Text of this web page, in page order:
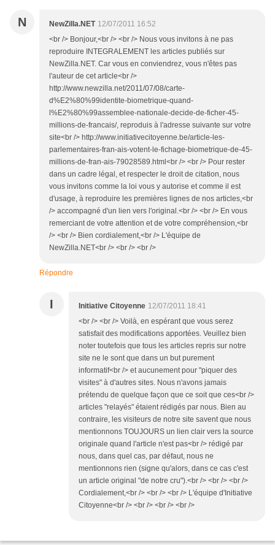
N NewZilla.NET 12/07/2011 16:52
<br /> Bonjour,<br /> <br /> Nous vous invitons à ne pas
reproduire INTEGRALEMENT les articles publiés sur
NewZilla.NET. Car vous en conviendrez, vous n'êtes pas
l'auteur de cet article<br />
http://www.newzilla.net/2011/07/08/carte-
d%E2%80%99identite-biometrique-quand-
l%E2%80%99assemblee-nationale-decide-de-ficher-45-
millions-de-francais/, reproduis à l'adresse suivante sur votre
site<br /> http://www.initiativecitoyenne.be/article-les-
parlementaires-fran-ais-votent-le-fichage-biometrique-de-45-
millions-de-fran-ais-79028589.html<br /> <br /> Pour rester
dans un cadre légal, et respecter le droit de citation, nous
vous invitons comme la loi vous y autorise et comme il est
d'usage, à reproduire les premières lignes de nos articles,<br
/> accompagné d'un lien vers l'original.<br /> <br /> En vous
remerciant de votre attention et de votre compréhension,<br
/> <br /> Bien cordialement,<br /> L'équipe de
NewZilla.NET<br /> <br /> <br />
Répondre
I Initiative Citoyenne 12/07/2011 18:41
<br /> <br /> Voilà, en espérant que vous serez
satisfait des modifications apportées. Veuillez bien
noter toutefois que tous les articles repris sur notre
site ne le sont que dans un but purement
informatif<br /> et aucunement pour "piquer des
visites" à d'autres sites. Nous n'avons jamais
prétendu de quelque façon que ce soit que ces<br />
articles "relayés" étaient rédigés par nous. Bien au
contraire, les visiteurs de notre site savent que nous
mentionnons TOUJOURS un lien clair vers la source
originale quand l'article n'est pas<br /> rédigé par
nous, dans quel cas, par défaut, nous ne
mentionnons rien (signe qu'alors, dans ce cas c'est
un article original "de notre cru").<br /> <br /> <br />
Cordialement,<br /> <br /> <br /> L'équipe d'Initiative
Citoyenne<br /> <br /> <br /> <br />